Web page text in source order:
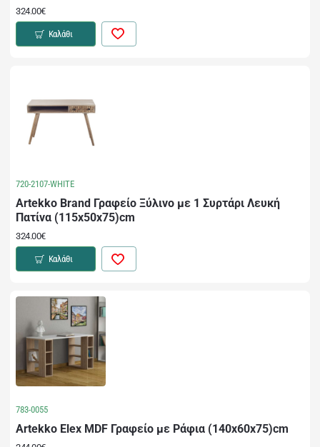
324.00€
Καλάθι
720-2107-WHITE
Artekko Brand Γραφείο Ξύλινο με 1 Συρτάρι Λευκή
Πατίνα (115x50x75)cm
324.00€
Καλάθι
783-0055
Artekko Elex MDF Γραφείο με Ράφια (140x60x75)cm